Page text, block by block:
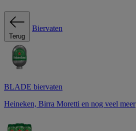
Terug
Biervaten
BLADE biervaten
Heineken, Birra Moretti en nog veel meer